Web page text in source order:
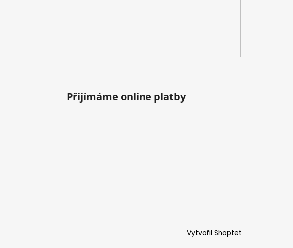
Přijímáme online platby
Vytvořil Shoptet